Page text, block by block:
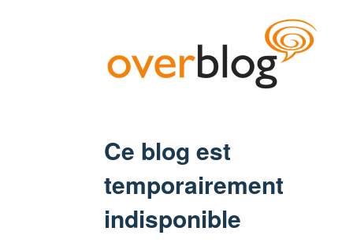
Ce blog est
temporairement
indisponible